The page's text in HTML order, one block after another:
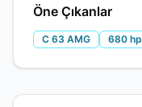
Öne Çıkanlar
C 63 AMG 680 hp